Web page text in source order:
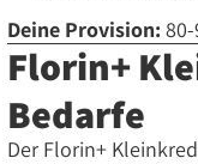
Deine Provision:
Florin+
Bedarfe
Der Florin+